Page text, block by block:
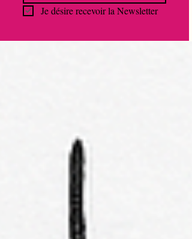
Je désire recevoir la Newsletter